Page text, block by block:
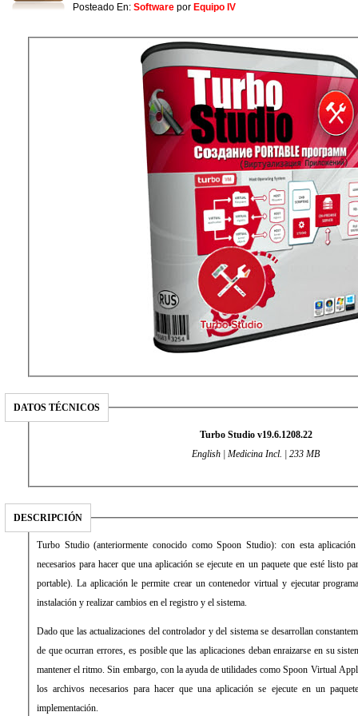
Posteado En: Software por Equipo IV
DATOS TÉCNICOS
Turbo Studio v19.6.1208.22
English | Medicina Incl. | 233 MB
DESCRIPCIÓN
Turbo Studio (anteriormente conocido como Spoon Studio): con esta
necesarios para hacer que una aplicación se ejecute en un paquete que esté listo
portable). La aplicación le permite crear un contenedor virtual y ejecutar
instalación y realizar cambios en el registro y el sistema.
Dado que las actualizaciones del controlador y del sistema se desarrollan
de que ocurran errores, es posible que las aplicaciones deban enraizarse en su
mantener el ritmo. Sin embargo, con la ayuda de utilidades como Spoon Virtual
los archivos necesarios para hacer que una aplicación se ejecute en un
implementación.